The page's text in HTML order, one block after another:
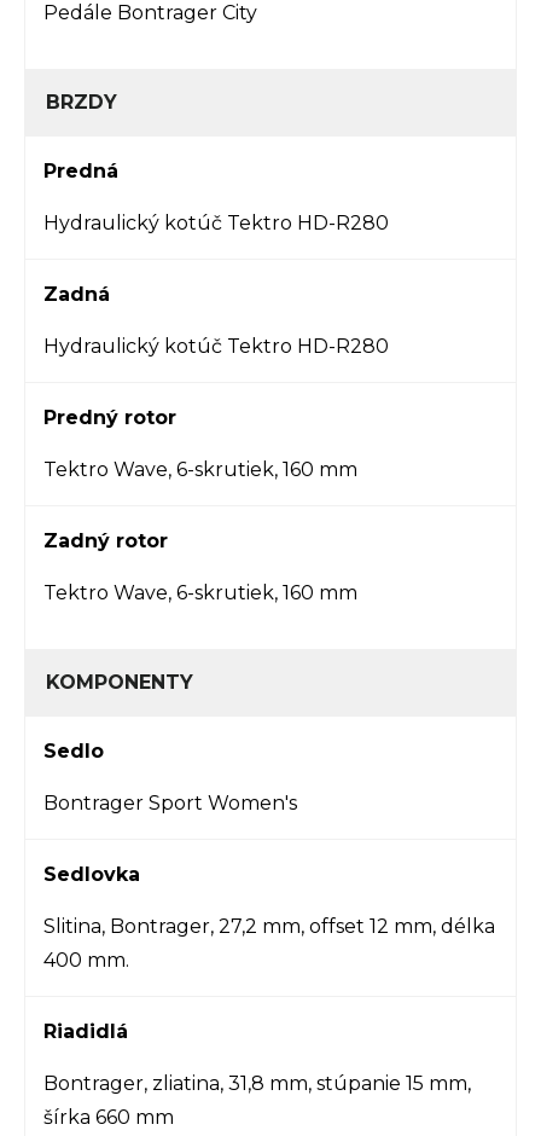
Pedále Bontrager City
BRZDY
Predná
Hydraulický kotúč Tektro HD-R280
Zadná
Hydraulický kotúč Tektro HD-R280
Predný rotor
Tektro Wave, 6-skrutiek, 160 mm
Zadný rotor
Tektro Wave, 6-skrutiek, 160 mm
KOMPONENTY
Sedlo
Bontrager Sport Women's
Sedlovka
Slitina, Bontrager, 27,2 mm, offset 12 mm, délka
400 mm.
Riadidlá
Bontrager, zliatina, 31,8 mm, stúpanie 15 mm,
šírka 660 mm